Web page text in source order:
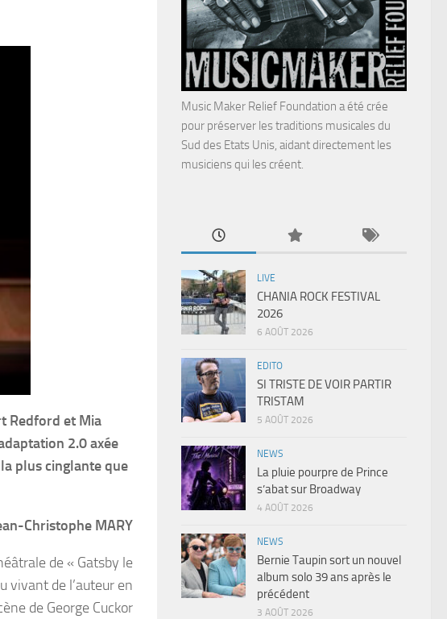
Redford et Mia
2.0 axée
plus cinglante que
Christophe MARY
de « Gatsby le
vivant de l’auteur en
de George Cuckor
Music Maker Relief Foundation a été crée
pour préserver les traditions musicales du
Sud des Etats Unis, aidant directement les
musiciens qui les créent.
LIVE
CHANIA ROCK FESTIVAL
2026
6 AOÛT 2026
EDITO
SI TRISTE DE VOIR PARTIR
TRISTAM
5 AOÛT 2026
NEWS
La pluie pourpre de Prince
s’abat sur Broadway
4 AOÛT 2026
NEWS
Bernie Taupin sort un nouvel
album solo 39 ans après le
précédent
3 AOÛT 2026